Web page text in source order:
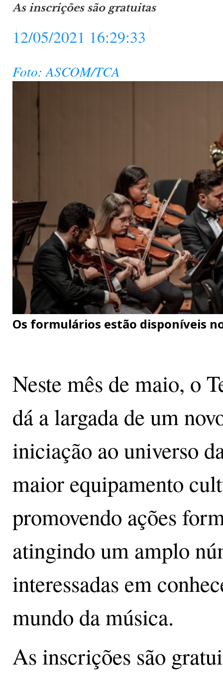
As inscrições são gratuitas
12/05/2021 16:29:33
Foto: ASCOM/TCA
Os formulários estão disponíveis
Neste mês de maio, o
dá a largada de um
iniciação ao universo
maior equipamento
promovendo ações
atingindo um amplo
interessadas em
mundo da música.
As inscrições são